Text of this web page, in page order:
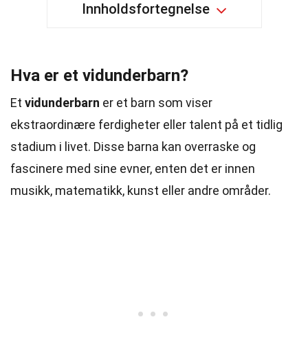
Innholdsfortegnelse
Hva er et vidunderbarn?
Et vidunderbarn er et barn som viser
ekstraordinære ferdigheter eller talent på et tidlig
stadium i livet. Disse barna kan overraske og
fascinere med sine evner, enten det er innen
musikk, matematikk, kunst eller andre områder.